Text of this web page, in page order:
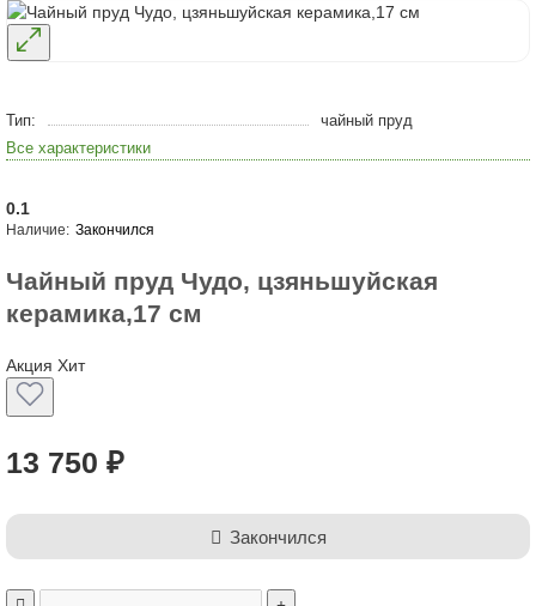
Тип:
чайный пруд
Все характеристики
0.1
Закончился
Чайный пруд Чудо, цзяньшуйская
керамика,17 см
Акция Хит
13 750 ₽
Закончился